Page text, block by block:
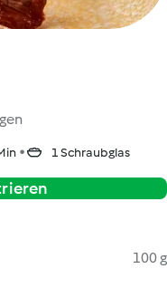
1 Schraubglas
100 g